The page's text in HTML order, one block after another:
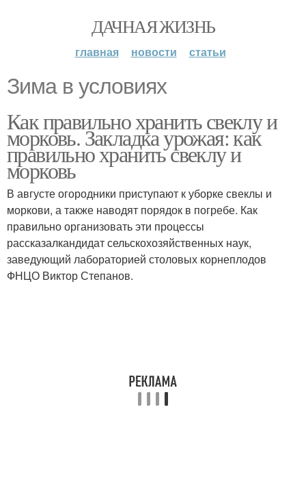
ДАЧНАЯ ЖИЗНЬ
главная новости статьи
Зима в условиях
Как правильно хранить свеклу и
морковь. Закладка урожая: как
правильно хранить свеклу и
морковь
В августе огородники приступают к уборке свеклы и
моркови, а также наводят порядок в погребе. Как
правильно организовать эти процессы
рассказалкандидат сельскохозяйственных наук,
заведующий лабораторией столовых корне­плодов
ФНЦО Виктор Степанов.